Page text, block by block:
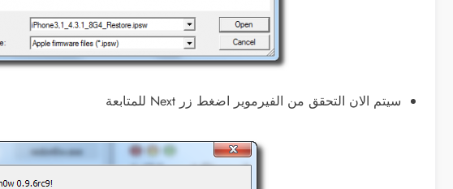
سيتم الان التحقق من الفيرموير اضغط زر Next للمتابعة